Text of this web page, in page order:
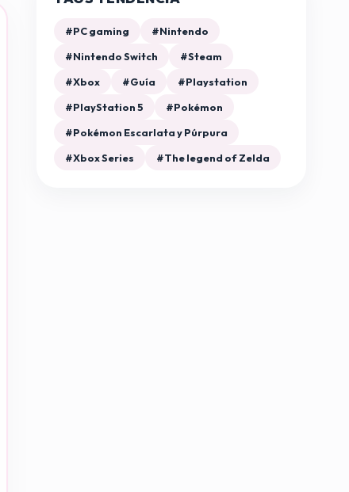
#PC gaming
#Nintendo
#Nintendo Switch
#Steam
#Xbox
#Guía
#Playstation
#PlayStation 5
#Pokémon
#Pokémon Escarlata y Púrpura
#Xbox Series
#The legend of Zelda